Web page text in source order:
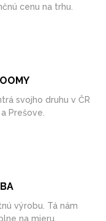
cenu na trhu.
svojho druhu v ČR
Prešove.
výrobu. Tá nám
na mieru.